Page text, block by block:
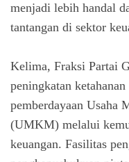
menjadi lebih handal
tantangan di sektor
Kelima, Fraksi Partai
peningkatan
pemberdayaan Usaha
(UMKM) melalui
keuangan. Fasilitas